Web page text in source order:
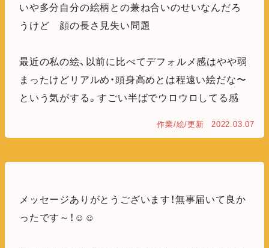
いや多分自分の絵柄との兼ね合いのせいなんだろ
うけど 顔の長さ見失い問題
最近の私の絵、以前に比べてデフォルメ感はやや弱
まったけどリアルめ・頭身高めとは程遠い絵だな〜
という気がする。すごい半ばでウロウロしてる感
作業/絵/更新 2022.03.07
メッセージありがとうございます！無事届いて良か
ったです～！☺️☺️